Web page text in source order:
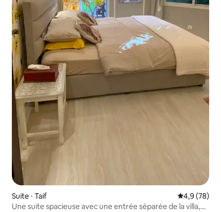
Suite ⋅ Taif Évaluation
4,9 (78)
Une suite spacieuse avec une entrée séparée de la villa,